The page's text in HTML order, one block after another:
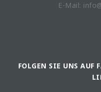
E-Mail:
FOLGEN SIE UNS AUF